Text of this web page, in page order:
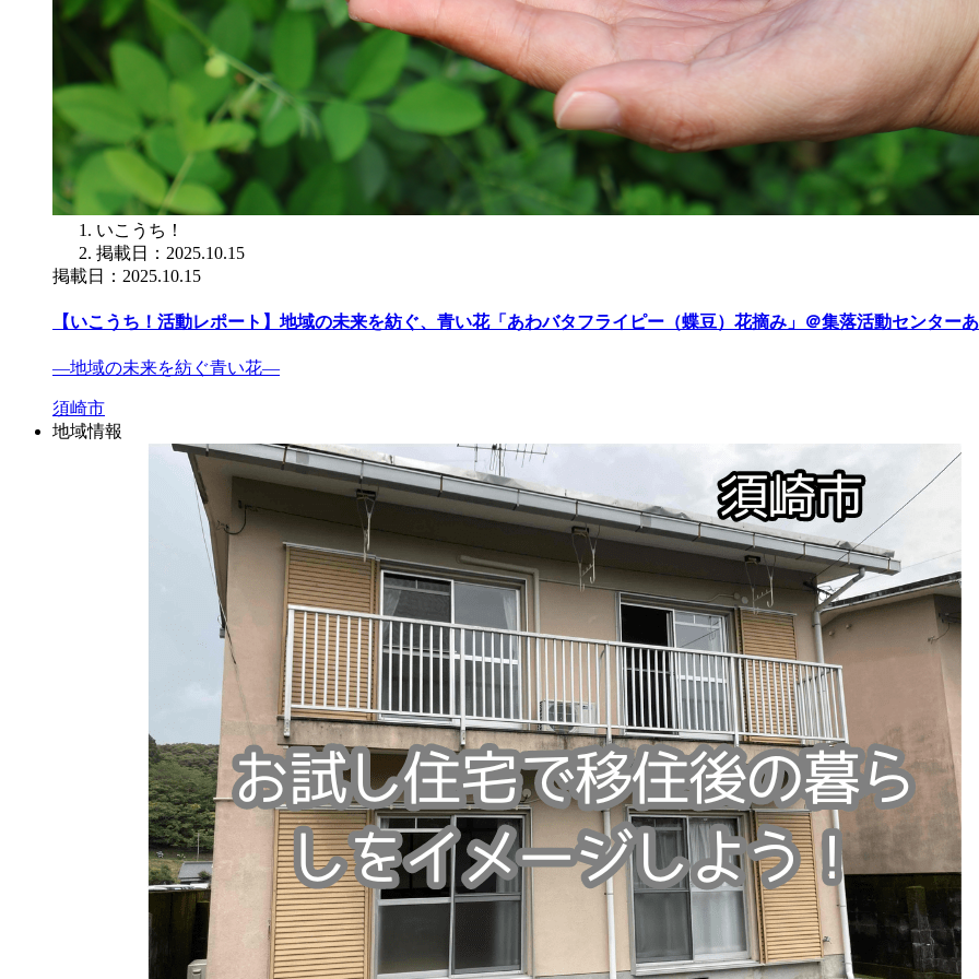
いこうち！
掲載日：2025.10.15
掲載日：2025.10.15
【いこうち！活動レポート】地域の未来を紡ぐ、青い花「あわバタフライピー（蝶豆）花摘み」＠集落活動センター
―地域の未来を紡ぐ青い花―
須崎市
地域情報